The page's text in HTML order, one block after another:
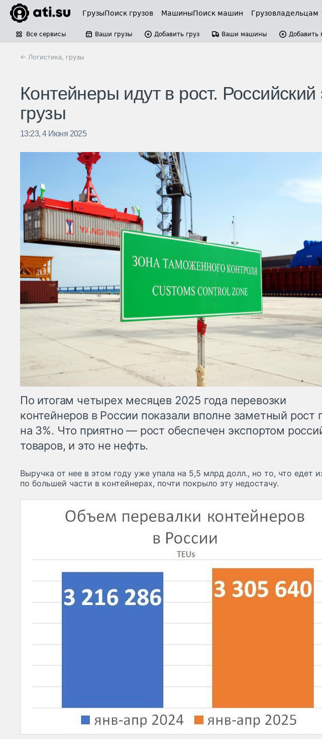
ГрузыПоиск грузов МашиныПоиск машин Грузовладельцам
Все сервисы Ваши грузы Добавить груз Ваши машины Добавить
← Логистика, грузы
Контейнеры идут в рост. Российский
грузы
13:23, 4 Июня 2025
По итогам четырех месяцев 2025 года перевозки
контейнеров в России показали вполне заметный рост
на 3%. Что приятно — рост обеспечен экспортом
товаров, и это не нефть.
Выручка от нее в этом году уже упала на 5,5 млрд долл., но то, что едет
по большей части в контейнерах, почти покрыло эту недостачу.